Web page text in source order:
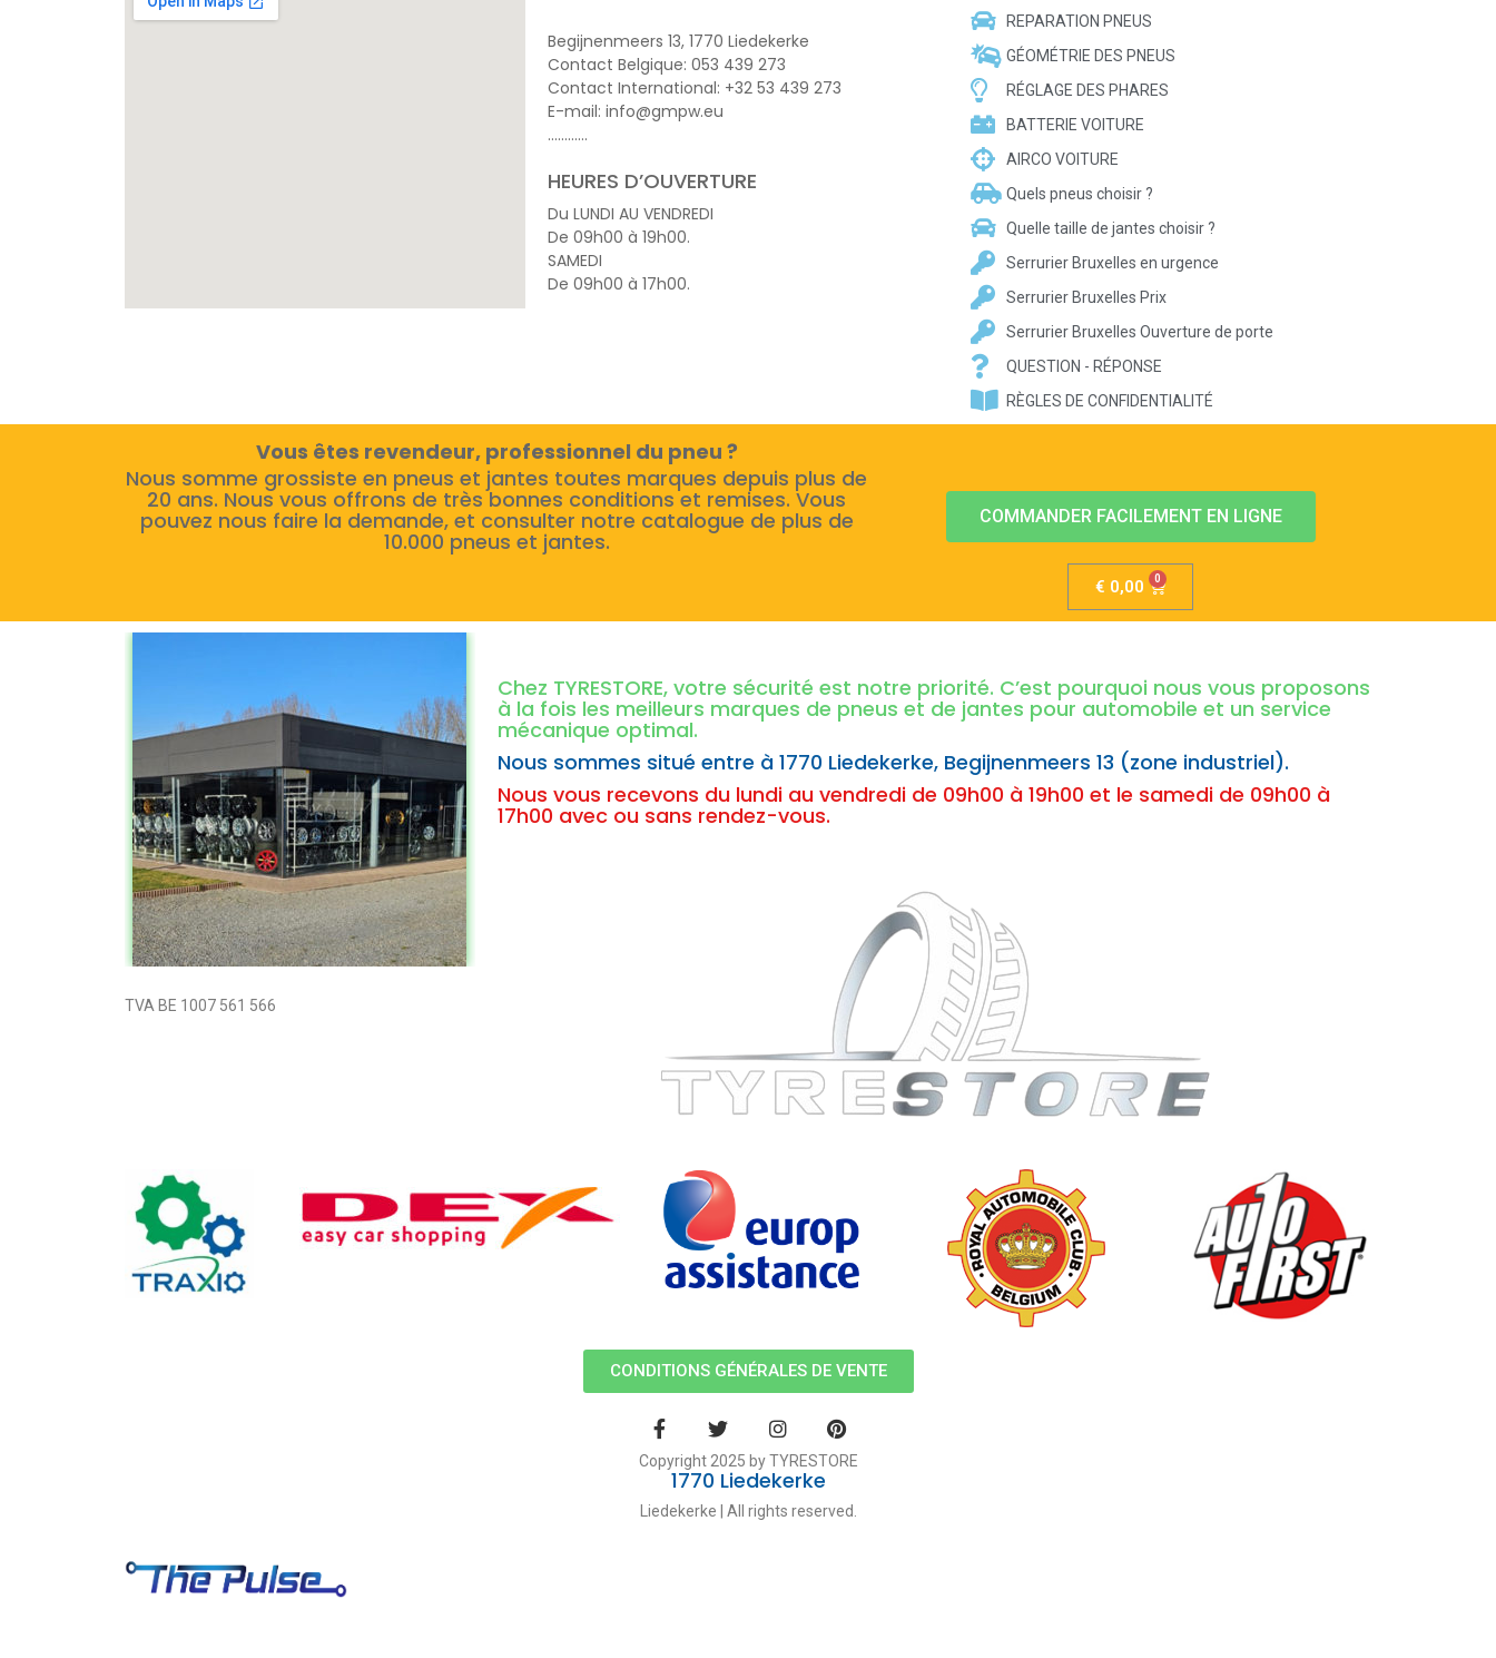
Begijnenmeers 13, 1770 Liedekerke
Contact Belgique: 053 439 273
Contact International: +32 53 439 273
E-mail: info@gmpw.eu
…………
HEURES D’OUVERTURE
Du LUNDI AU VENDREDI
De 09h00 à 19h00.
SAMEDI
De 09h00 à 17h00.
REPARATION PNEUS
GÉOMÉTRIE DES PNEUS
RÉGLAGE DES PHARES
BATTERIE VOITURE
AIRCO VOITURE
Quels pneus choisir ?
Quelle taille de jantes choisir ?
Serrurier Bruxelles en urgence
Serrurier Bruxelles Prix
Serrurier Bruxelles Ouverture de porte
QUESTION - RÉPONSE
RÈGLES DE CONFIDENTIALITÉ
Vous êtes revendeur, professionnel du pneu ?
Nous somme grossiste en pneus et jantes toutes marques depuis plus de
20 ans. Nous vous offrons de très bonnes conditions et remises. Vous
pouvez nous faire la demande, et consulter notre catalogue de plus de
10.000 pneus et jantes.
COMMANDER FACILEMENT EN LIGNE
€ 0,00
TVA BE 1007 561 566
Chez TYRESTORE, votre sécurité est notre priorité. C’est pourquoi nous vous proposons
à la fois les meilleurs marques de pneus et de jantes pour automobile et un service
mécanique optimal.
Nous sommes situé entre à 1770 Liedekerke, Begijnenmeers 13 (zone industriel).
Nous vous recevons du lundi au vendredi de 09h00 à 19h00 et le samedi de 09h00 à
17h00 avec ou sans rendez-vous.
CONDITIONS GÉNÉRALES DE VENTE
Copyright 2025 by TYRESTORE
1770 Liedekerke
Liedekerke | All rights reserved.